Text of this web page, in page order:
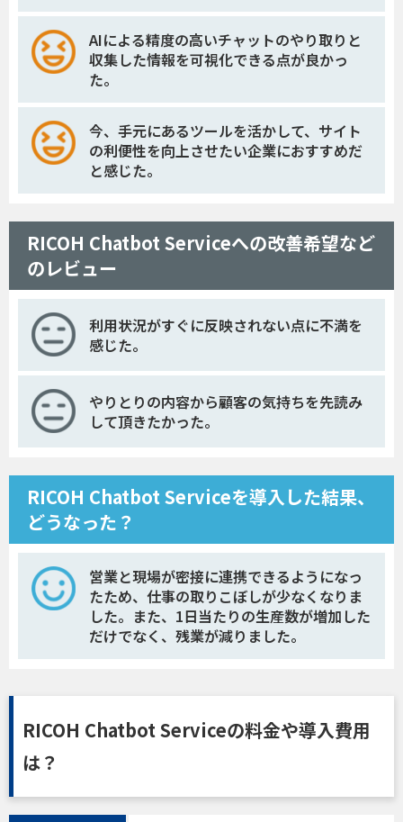
AIによる精度の高いチャットのやり取りと
収集した情報を可視化できる点が良かっ
た。
今、手元にあるツールを活かして、サイト
の利便性を向上させたい企業におすすめだ
と感じた。
RICOH Chatbot Serviceへの改善希望など
のレビュー
利用状況がすぐに反映されない点に不満を
感じた。
やりとりの内容から顧客の気持ちを先読み
して頂きたかった。
RICOH Chatbot Serviceを導入した結果、
どうなった？
営業と現場が密接に連携できるようになっ
たため、仕事の取りこぼしが少なくなりま
した。また、1日当たりの生産数が増加した
だけでなく、残業が減りました。
RICOH Chatbot Serviceの料金や導入費用
は？